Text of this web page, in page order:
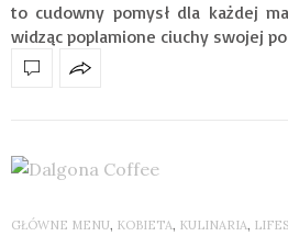
to cudowny pomysł dla każdej
widząc poplamione ciuchy swojej
GŁÓWNE MENU, KOBIETA, KULINARIA,